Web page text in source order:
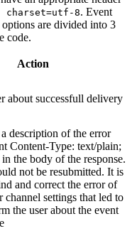
charset=utf-8. Event
options are divided into 3
code.
Action
about successfull delivery
description of the error
Content-Type: text/plain;
the body of the response.
not be resubmitted. It is
and correct the error of
channel settings that led to
the user about the event